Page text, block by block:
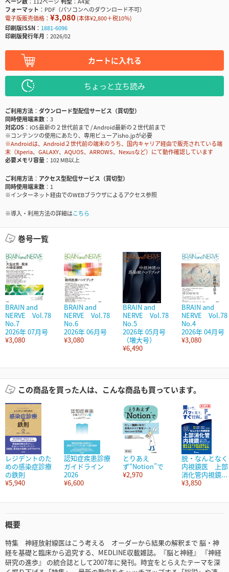
フォーマット
PDF（パソコンへのダウンロード不可）
電子版販売価格： ¥3,080(本体¥2,800＋税10％)
印刷版ISSN
1881-6096
印刷版発行年月
2026/02
カートに入れる
ちょっと立ち読み
ご利用方法
ダウンロード型配信サービス（買切型）
同時使用端末数
3
対応OS
iOS最新の２世代前まで / Android最新の２世代前まで
※コンテンツの使用にあたり、専用ビューアisho.jpが必要
※Androidは、Android２世代前の端末のうち、国内キャリア経由で販売されている端
末（Xperia、GALAXY、AQUOS、ARROWS、Nexusなど）にて動作確認しています
必要メモリ容量
102 MB以上
ご利用方法
アクセス型配信サービス（買切型）
同時使用端末数
1
※インターネット経由でのWEBブラウザによるアクセス参照
※導入・利用方法の詳細はこちら
巻号一覧
BRAIN and
NERVE Vol.78
No.7
2026年 07月号
¥3,080
BRAIN and
NERVE Vol.78
No.6
2026年 06月号
¥3,080
BRAIN and
NERVE Vol.78
No.5
2026年 05月号
（増大号）
¥6,490
BRAIN and
NERVE Vol.78
No.4
2026年 04月号
¥3,080
この商品を買った人は、こんな商品も買っています。
レジデントのた
めの感染症診療
の鉄則
¥5,940
認知症疾患診療
ガイドライン
2026
¥6,600
とりあえ
ず“Notion”で
¥2,970
脱・なんとなく
内視鏡医 上部
消化管内視鏡...
¥3,850
概要
特集 神経放射線医はこう考える オーダーから結果の解釈まで 脳・神
経を基礎と臨床から追究する、MEDLINE収載雑誌。『脳と神経』 『神経
研究の進歩』 の統合誌として2007年に発刊。時宜をとらえたテーマを深